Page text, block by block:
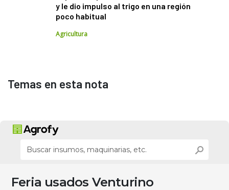
y le dio impulso al trigo en una región
poco habitual
Agricultura
Temas en esta nota
Feria usados Venturino